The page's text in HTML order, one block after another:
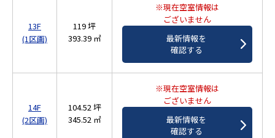
13F
(1区画)
119 坪
393.39 ㎡
※現在空室情報は
ございません
最新情報を
確認する
14F
(2区画)
104.52 坪
345.52 ㎡
※現在空室情報は
ございません
最新情報を
確認する